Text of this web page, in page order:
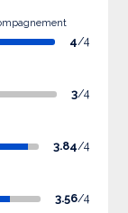
4/4
3/4
3.84/4
3.56/4